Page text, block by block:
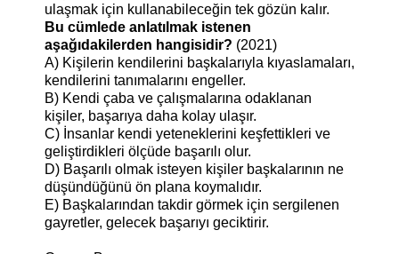
ulaşmak için kullanabileceğin tek gözün kalır.
Bu cümlede anlatılmak istenen
aşağıdakilerden hangisidir? (2021)
A) Kişilerin kendilerini başkalarıyla kıyaslamaları,
kendilerini tanımalarını engeller.
B) Kendi çaba ve çalışmalarına odaklanan
kişiler, başarıya daha kolay ulaşır.
C) İnsanlar kendi yeteneklerini keşfettikleri ve
geliştirdikleri ölçüde başarılı olur.
D) Başarılı olmak isteyen kişiler başkalarının ne
düşündüğünü ön plana koymalıdır.
E) Başkalarından takdir görmek için sergilenen
gayretler, gelecek başarıyı geciktirir.